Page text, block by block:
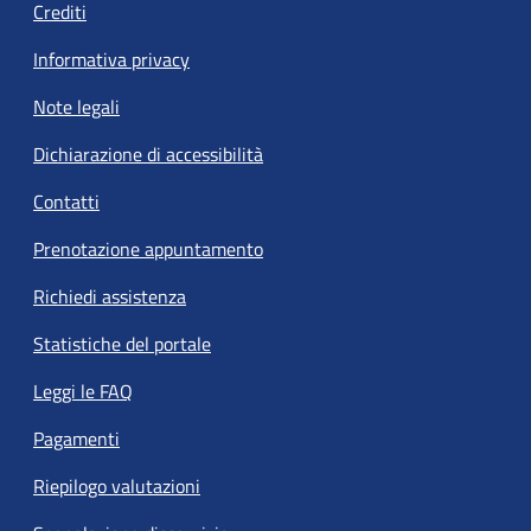
Crediti
Informativa privacy
Note legali
Dichiarazione di accessibilità
Contatti
Prenotazione appuntamento
Richiedi assistenza
Statistiche del portale
Leggi le FAQ
Pagamenti
Riepilogo valutazioni